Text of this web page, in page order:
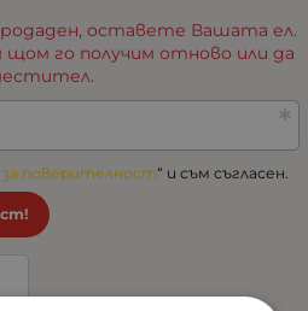
оставете Вашата ел.
щом го получим отново или да
поверителност“ и съм съгласен.